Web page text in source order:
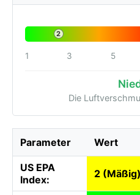
2
1 3 5
Die
Parameter Wert
US EPA
Index:
2 (Mäßig)